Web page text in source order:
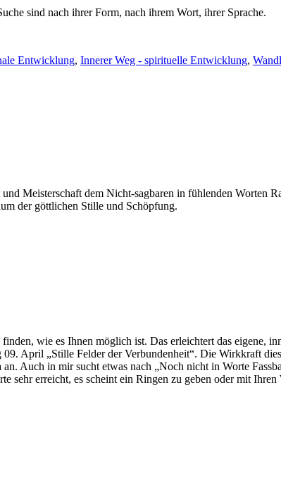
sind nach ihrer Form, nach ihrem Wort, ihrer Sprache.
Entwicklung, Innerer Weg - spirituelle Entwicklung,
Meisterschaft dem Nicht-sagbaren in fühlenden Worten
der göttlichen Stille und Schöpfung.
wie es Ihnen möglich ist. Das erleichtert das eigene,
April „Stille Felder der Verbundenheit“. Die Wirkkraft
Auch in mir sucht etwas nach „Noch nicht in Worte
erreicht, es scheint ein Ringen zu geben oder mit